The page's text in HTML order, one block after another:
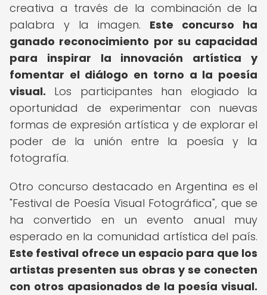
creativa a través de la combinación de la
palabra y la imagen. Este concurso ha
ganado reconocimiento por su capacidad
para inspirar la innovación artística y
fomentar el diálogo en torno a la poesía
visual. Los participantes han elogiado la
oportunidad de experimentar con nuevas
formas de expresión artística y de explorar el
poder de la unión entre la poesía y la
fotografía.
Otro concurso destacado en Argentina es el
"Festival de Poesía Visual Fotográfica", que se
ha convertido en un evento anual muy
esperado en la comunidad artística del país.
Este festival ofrece un espacio para que los
artistas presenten sus obras y se conecten
con otros apasionados de la poesía visual.